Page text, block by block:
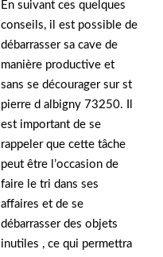
En suivant ces quelques
conseils, il est possible de
débarrasser sa cave de
manière productive et
sans se décourager sur st
pierre d albigny 73250. Il
est important de se
rappeler que cette tâche
peut être l’occasion de
faire le tri dans ses
affaires et de se
débarrasser des objets
inutiles , ce qui permettra